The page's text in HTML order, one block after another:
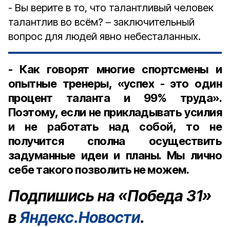
- Вы верите в то, что талантливый человек
талантлив во всём? – заключительный
вопрос для людей явно небесталанных.
- Как говорят многие спортсмены и
опытные тренеры, «успех - это один
процент таланта и 99% труда».
Поэтому, если не прикладывать усилия
и не работать над собой, то не
получится сполна осуществить
задуманные идеи и планы. Мы лично
себе такого позволить не можем.
Подпишись на «Победа 31»
вЯндекс.Новости.